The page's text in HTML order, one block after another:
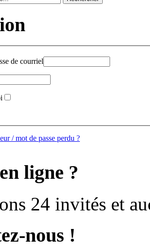
de courriel
/ mot de passe perdu ?
ligne ?
24 invités et
nous !